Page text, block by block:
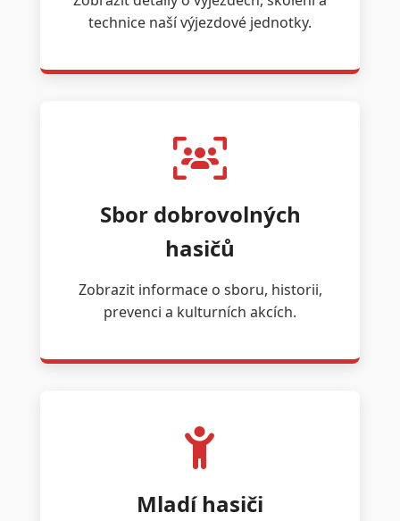
technice naší výjezdové jednotky.
Sbor dobrovolných
hasičů
Zobrazit informace o sboru, historii,
prevenci a kulturních akcích.
Mladí hasiči